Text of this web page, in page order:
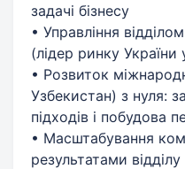
задачі бізнесу
• Управління
(лідер ринку України
• Розвиток
Узбекистан) з нуля:
підходів і побудова
• Масштабування
результатами відділу